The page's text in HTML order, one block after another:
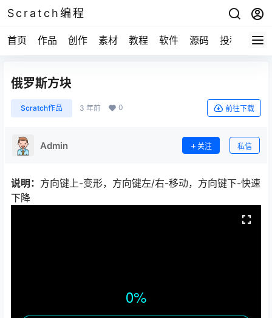
Scratch编程
首页 作品 创作 素材 教程 软件 源码 投稿 关于
俄罗斯方块
Scratch作品 3 年前 0 前往下载
Admin 关注 私信
说明： 方向键上-变形，方向键左/右-移动，方向键下-快速
下降